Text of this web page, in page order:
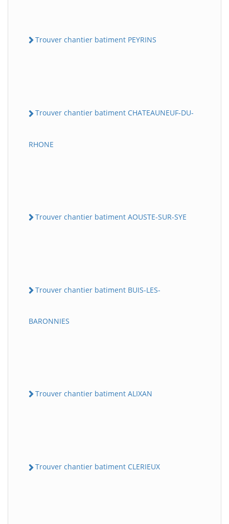
Trouver chantier batiment PEYRINS
Trouver chantier batiment CHATEAUNEUF-DU-
RHONE
Trouver chantier batiment AOUSTE-SUR-SYE
Trouver chantier batiment BUIS-LES-
BARONNIES
Trouver chantier batiment ALIXAN
Trouver chantier batiment CLERIEUX